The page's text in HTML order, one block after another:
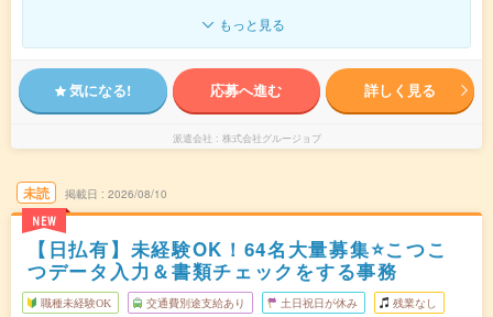
もっと見る
気になる! 応募へ進む 詳しく見る
派遣会社 株式会社グルージョブ
未読
NEW
掲載日 2026/08/10
【日払有】未経験OK！64名大量募集⭐こつこ
つデータ入力＆書類チェックをする事務
職種未経験OK 交通費別途支給あり 土日祝日が休み 残業なし